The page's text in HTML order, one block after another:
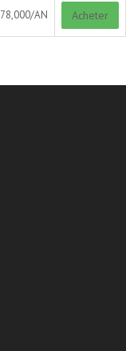
78,000/AN Acheter